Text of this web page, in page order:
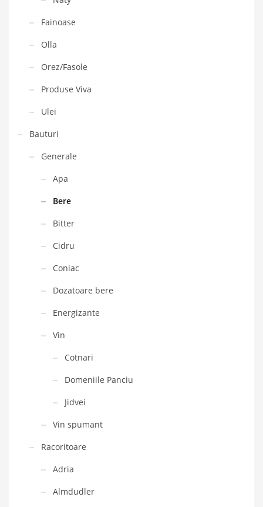
Fainoase
Olla
Orez/Fasole
Produse Viva
Ulei
Bauturi
Generale
Apa
Bere
Bitter
Cidru
Coniac
Dozatoare bere
Energizante
Vin
Cotnari
Domeniile Panciu
Jidvei
Vin spumant
Racoritoare
Adria
Almdudler